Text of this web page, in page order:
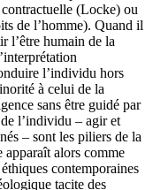
(Locke) ou
de l’homme). Quand il
l’être humain de la
l’individu hors
à celui de la
sans être guidé par
l’individu – agir et
– sont les piliers de la
apparaît alors comme
contemporaines
tacite des